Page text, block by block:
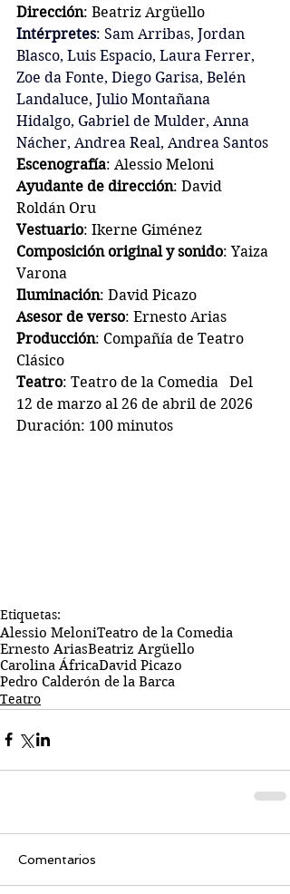
Dirección: Beatriz Argüello
Intérpretes: Sam Arribas, Jordan
Blasco, Luis Espacio, Laura Ferrer,
Zoe da Fonte, Diego Garisa, Belén
Landaluce, Julio Montañana
Hidalgo, Gabriel de Mulder, Anna
Nácher, Andrea Real, Andrea Santos
Escenografía: Alessio Meloni
Ayudante de dirección: David
Roldán Oru
Vestuario: Ikerne Giménez
Composición original y sonido: Yaiza
Varona
Iluminación: David Picazo
Asesor de verso: Ernesto Arias
Producción: Compañía de Teatro
Clásico
Teatro: Teatro de la Comedia   Del
12 de marzo al 26 de abril de 2026
Duración: 100 minutos
Etiquetas:
Alessio MeloniTeatro de la Comedia
Ernesto AriasBeatriz Argüello
Carolina ÁfricaDavid Picazo
Pedro Calderón de la Barca
Teatro
Comentarios